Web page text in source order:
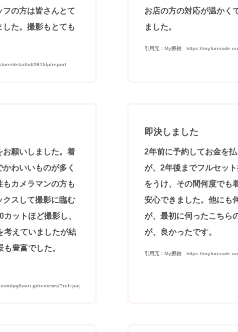
フの方は皆さんとて
した。撮影もとても
detail/id/2615/p/report
お店の方の対応が温かく
ました。
引用元：My振袖 https://
お願いしました。着
わいいものが多く
カメラマンの方も
クスして撮影に臨む
ットほど撮影し、
考えていましたが結
豊富でした。
pg/luvri.jp/reviews/?ref=page_internal
即決しました
2年前に予約してお金を
が、2年後までフルセッ
をうけ、その間何度でも
安心できました。他にも
が、最初に伺ったこちら
が、良かったです。
引用元：My振袖 https://